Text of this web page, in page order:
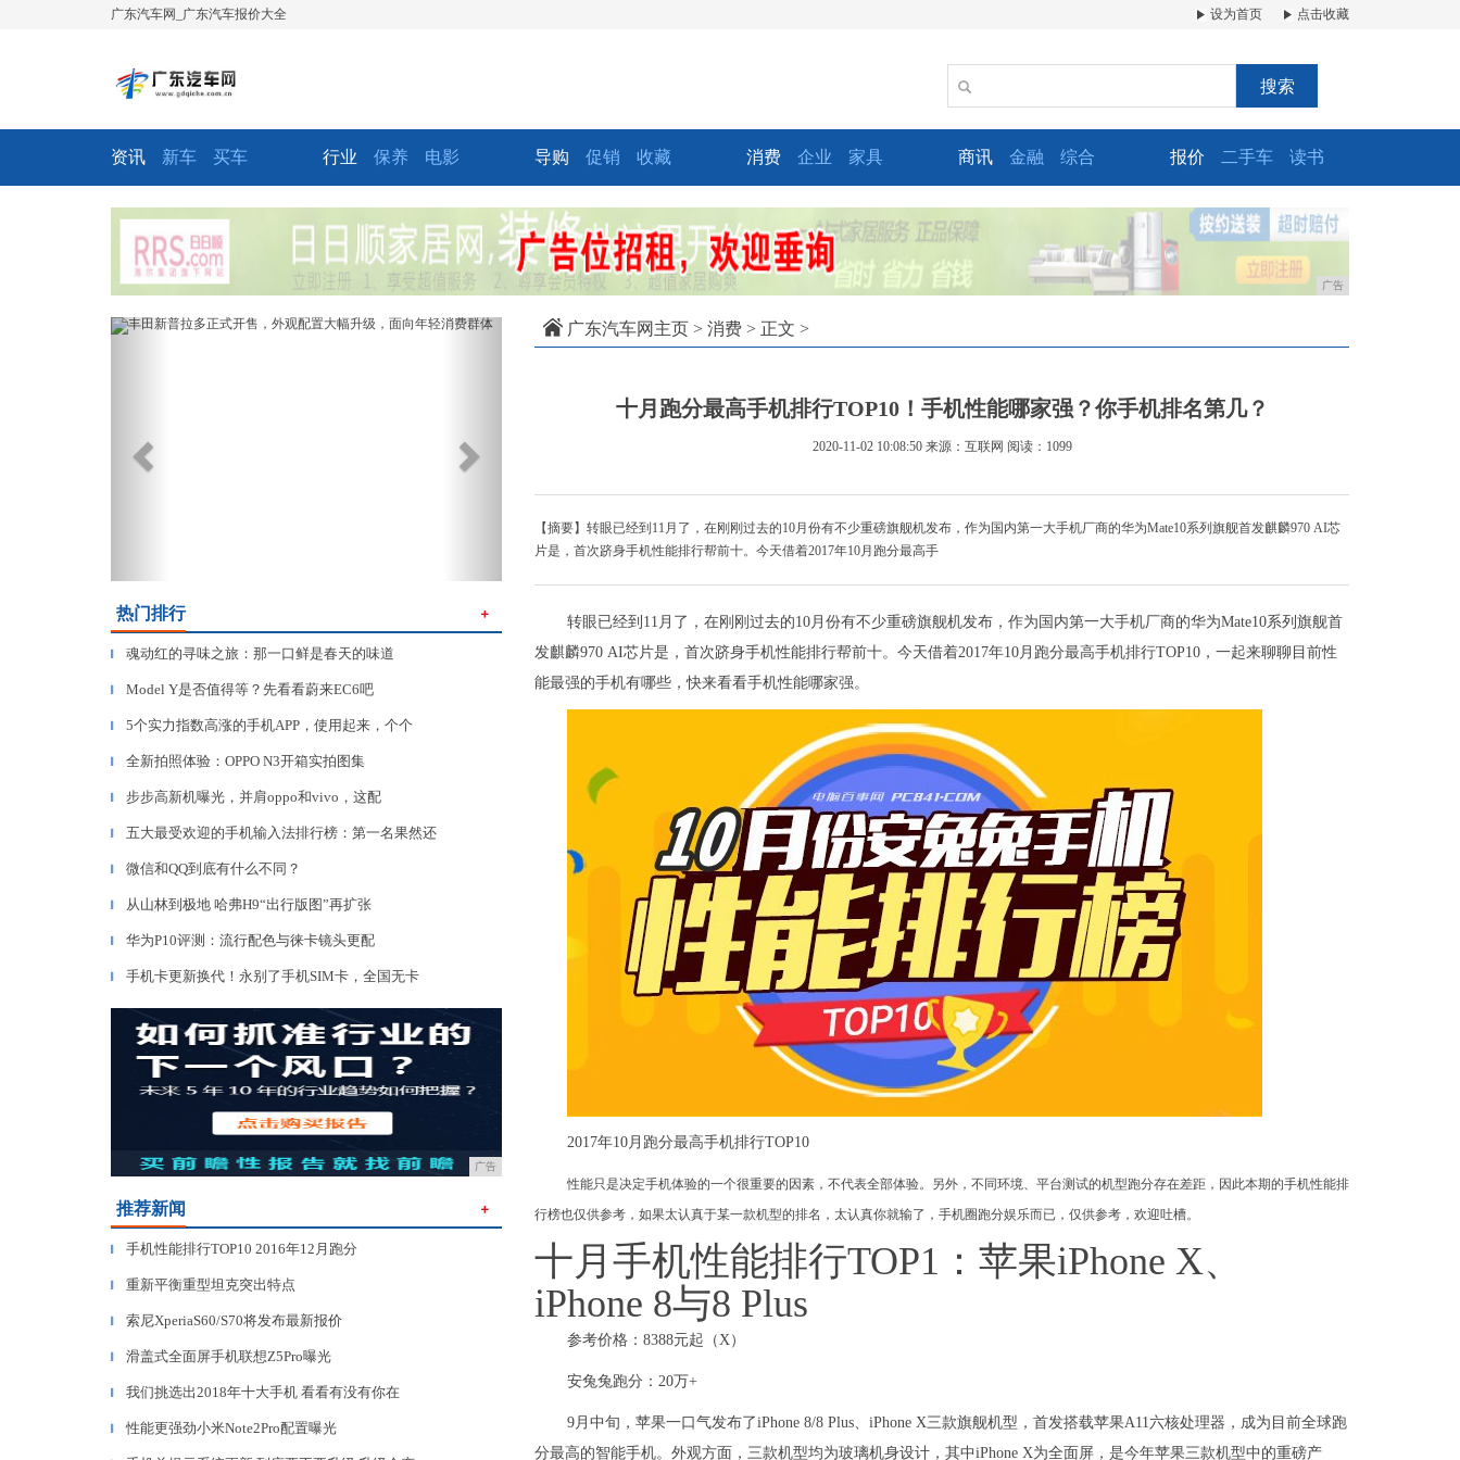
广东汽车网_广东汽车报价大全 设为首页 点击收藏
搜索
资讯 新车 买车 行业 保养 电影 导购 促销 收藏 消费 企业 家具 商讯 金融 综合 报价 二手车 读书
广告
Previous Next
热门排行 ＋
▎ 魂动红的寻味之旅：那一口鲜是春天的味道
▎ Model Y是否值得等？先看看蔚来EC6吧
▎ 5个实力指数高涨的手机APP，使用起来，个个
▎ 全新拍照体验：OPPO N3开箱实拍图集
▎ 步步高新机曝光，并肩oppo和vivo，这配
▎ 五大最受欢迎的手机输入法排行榜：第一名果然还
▎ 微信和QQ到底有什么不同？
▎ 从山林到极地 哈弗H9“出行版图”再扩张
▎ 华为P10评测：流行配色与徕卡镜头更配
▎ 手机卡更新换代！永别了手机SIM卡，全国无卡
广告
推荐新闻 ＋
▎ 手机性能排行TOP10 2016年12月跑分
▎ 重新平衡重型坦克突出特点
▎ 索尼XperiaS60/S70将发布最新报价
▎ 滑盖式全面屏手机联想Z5Pro曝光
▎ 我们挑选出2018年十大手机 看看有没有你在
▎ 性能更强劲小米Note2Pro配置曝光
广东汽车网主页 > 消费 > 正文 >
十月跑分最高手机排行TOP10！手机性能哪家强？你手机排名第几？
2020-11-02 10:08:50 来源：互联网 阅读：1099
【摘要】转眼已经到11月了，在刚刚过去的10月份有不少重磅旗舰机发布，作为国内第一大手机厂商的华为Mate10系列旗舰首发麒麟970 AI芯
片是，首次跻身手机性能排行帮前十。今天借着2017年10月跑分最高手
转眼已经到11月了，在刚刚过去的10月份有不少重磅旗舰机发布，作为国内第一大手机厂商的华为Mate10系列旗舰首
发麒麟970 AI芯片是，首次跻身手机性能排行帮前十。今天借着2017年10月跑分最高手机排行TOP10，一起来聊聊目前性
能最强的手机有哪些，快来看看手机性能哪家强。
2017年10月跑分最高手机排行TOP10
性能只是决定手机体验的一个很重要的因素，不代表全部体验。另外，不同环境、平台测试的机型跑分存在差距，因此本期的手机性能排
行榜也仅供参考，如果太认真于某一款机型的排名，太认真你就输了，手机圈跑分娱乐而已，仅供参考，欢迎吐槽。
十月手机性能排行TOP1：苹果iPhone X、
iPhone 8与8 Plus
参考价格：8388元起（X）
安兔兔跑分：20万+
9月中旬，苹果一口气发布了iPhone 8/8 Plus、iPhone X三款旗舰机型，首发搭载苹果A11六核处理器，成为目前全球跑
分最高的智能手机。外观方面，三款机型均为玻璃机身设计，其中iPhone X为全面屏，是今年苹果三款机型中的重磅产